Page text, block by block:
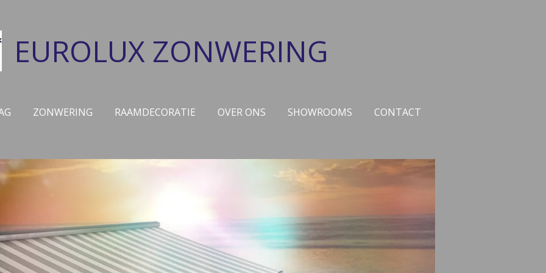
EUROLUX ZONWERING
ZONWERING RAAMDECORATIE OVER ONS SHOWROOMS CONTACT